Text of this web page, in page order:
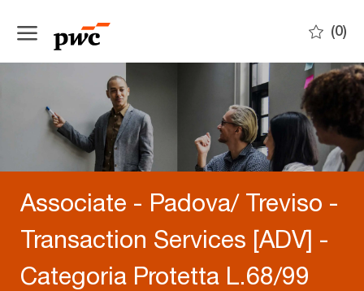
(0)
Associate - Padova/ Treviso -
Transaction Services [ADV] -
Categoria Protetta L.68/99